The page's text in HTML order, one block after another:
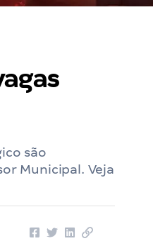
são
Municipal. Veja